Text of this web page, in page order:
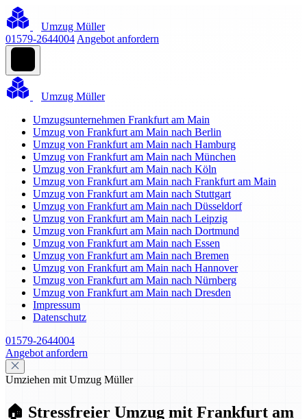
Umzug Müller
01579-2644004 Angebot anfordern
Umzug Müller
Umzugsunternehmen Frankfurt am Main
Umzug von Frankfurt am Main nach Berlin
Umzug von Frankfurt am Main nach Hamburg
Umzug von Frankfurt am Main nach München
Umzug von Frankfurt am Main nach Köln
Umzug von Frankfurt am Main nach Frankfurt am Main
Umzug von Frankfurt am Main nach Stuttgart
Umzug von Frankfurt am Main nach Düsseldorf
Umzug von Frankfurt am Main nach Leipzig
Umzug von Frankfurt am Main nach Dortmund
Umzug von Frankfurt am Main nach Essen
Umzug von Frankfurt am Main nach Bremen
Umzug von Frankfurt am Main nach Hannover
Umzug von Frankfurt am Main nach Nürnberg
Umzug von Frankfurt am Main nach Dresden
Impressum
Datenschutz
01579-2644004
Angebot anfordern
Umziehen mit Umzug Müller
🏠 Stressfreier Umzug mit Frankfurt am